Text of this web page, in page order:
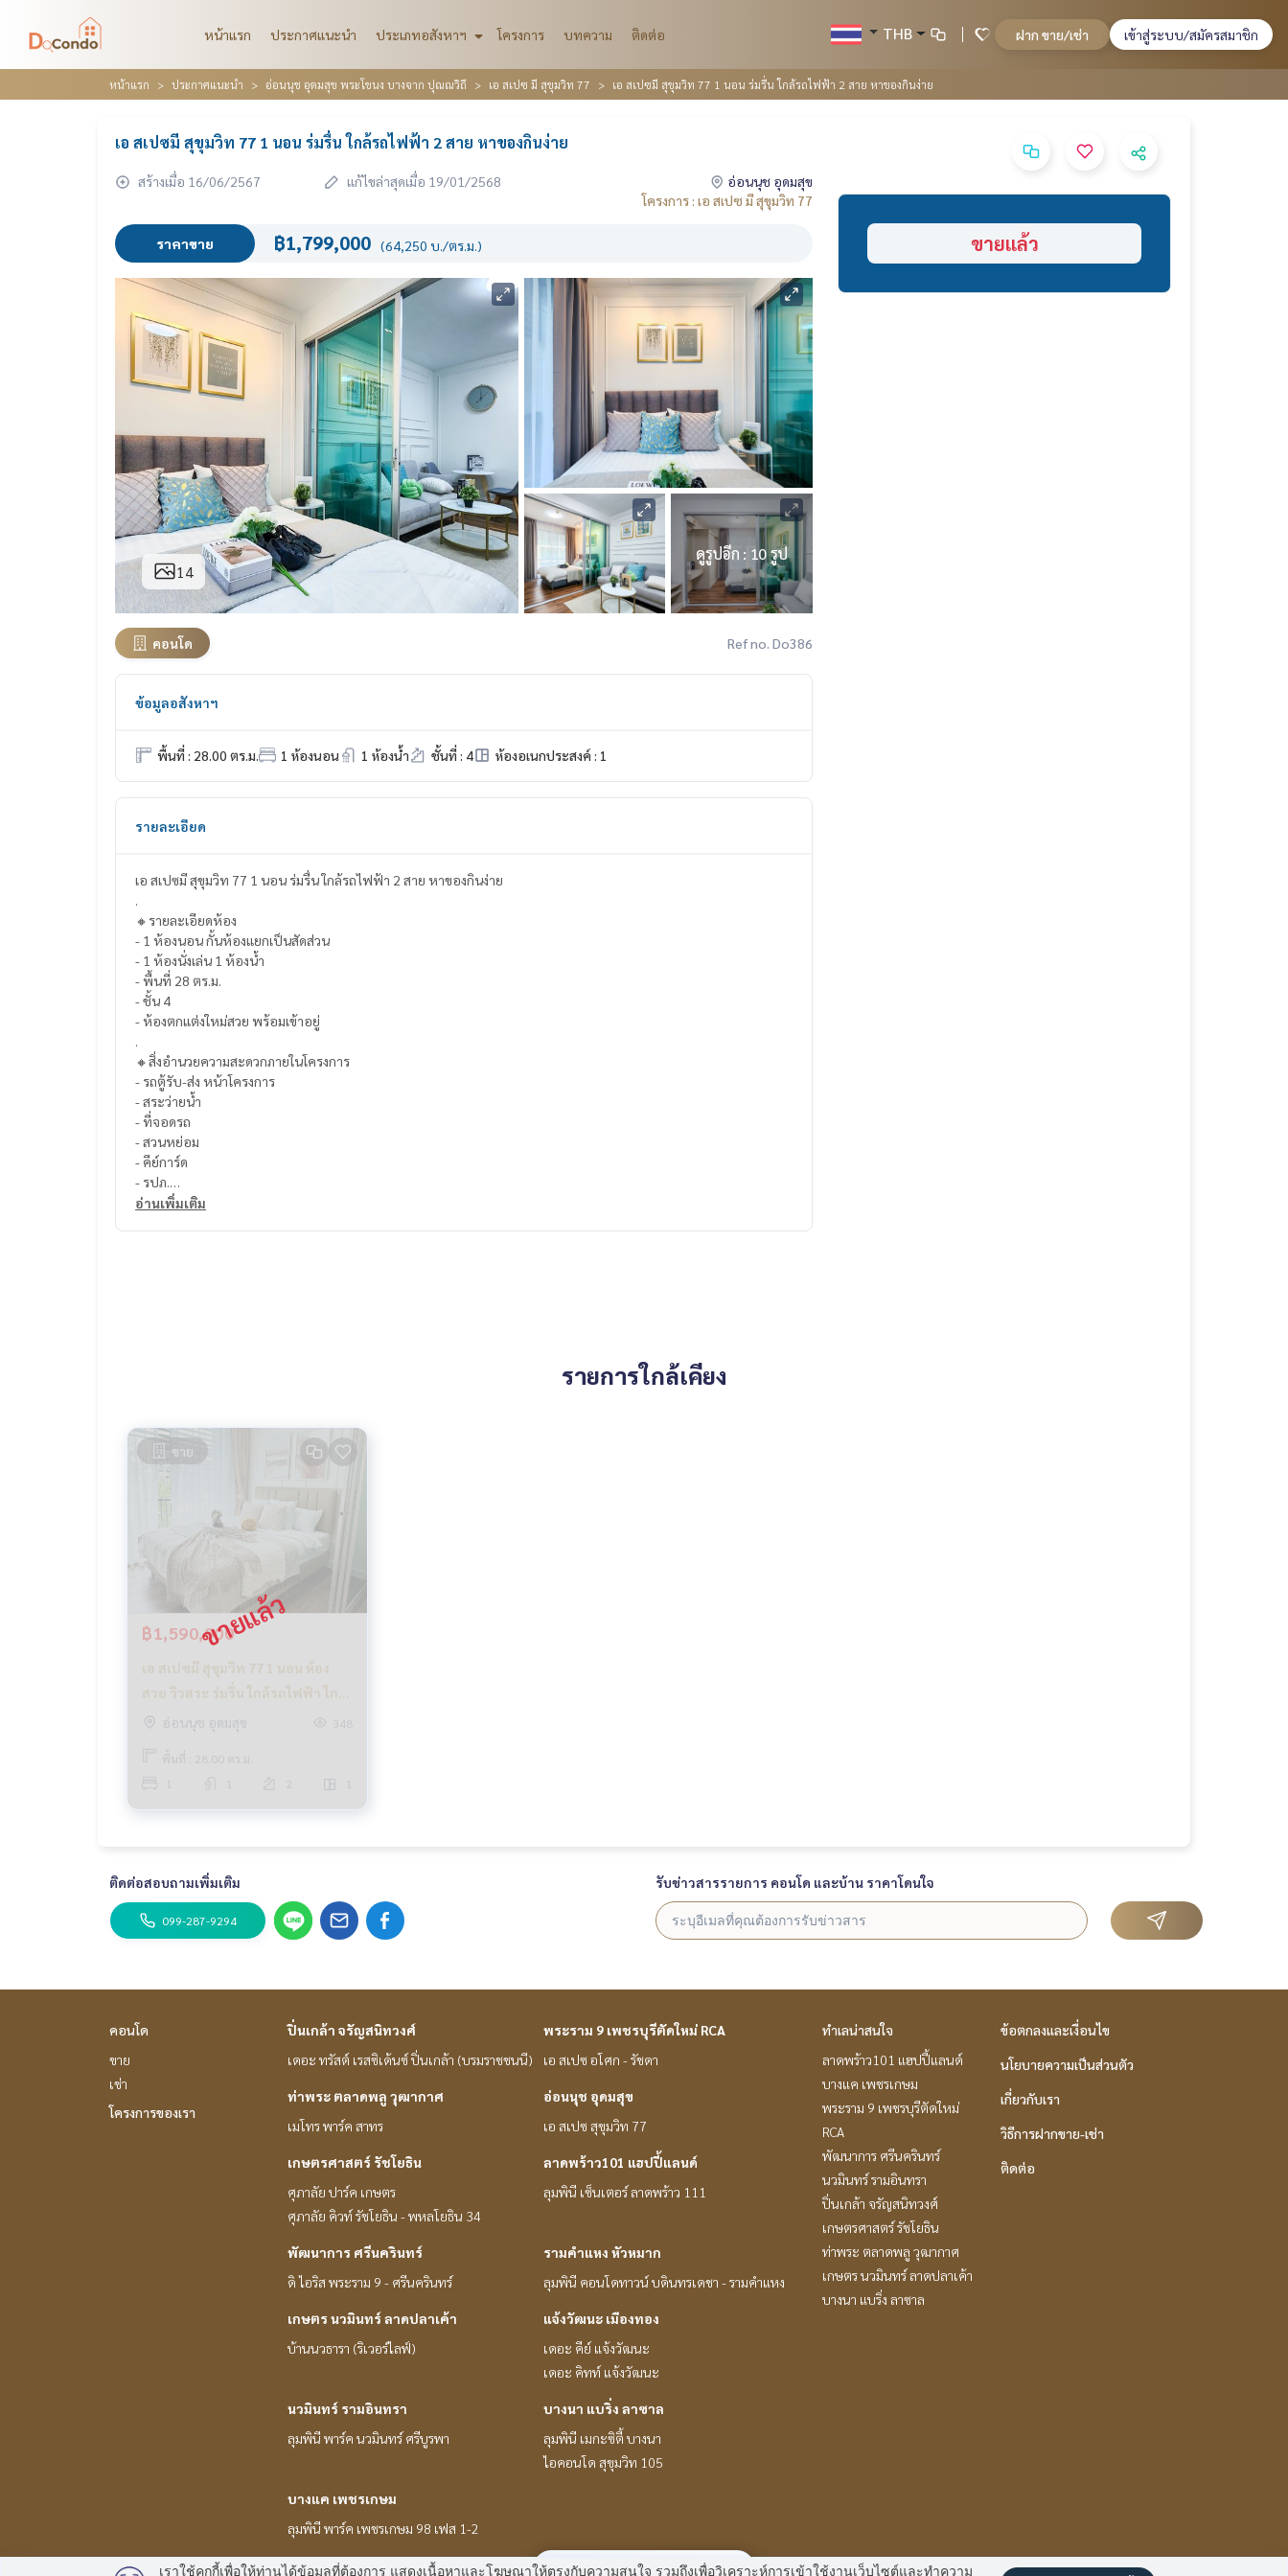
หน้าแรก ประกาศแนะนำ ประเภทอสังหาฯ โครงการ บทความ ติดต่อ THB ฝาก ขาย/เช่า เข้าสู่ระบบ/สมัครสมาชิก
หน้าแรก ประกาศแนะนำ อ่อนนุช อุดมสุข พระโขนง บางจาก ปุณณวิถี เอ สเปซ มี สุขุมวิท 77 เอ สเปซมี สุขุมวิท 77 1 นอน ร่มรื่น ใกล้รถไฟฟ้า 2 สาย หาของกินง่าย
เอ สเปซมี สุขุมวิท 77 1 นอน ร่มรื่น ใกล้รถไฟฟ้า 2 สาย หาของกินง่าย
สร้างเมื่อ 16/06/2567 แก้ไขล่าสุดเมื่อ 19/01/2568
อ่อนนุช อุดมสุข
โครงการ : เอ สเปซ มี สุขุมวิท 77
ราคาขาย ฿1,799,000 (64,250 บ./ตร.ม.)
14
ดูรูปอีก : 10 รูป
คอนโด Ref no. Do386
ข้อมูลอสังหาฯ
พื้นที่ : 28.00 ตร.ม. 1 ห้องนอน 1 ห้องน้ำ ชั้นที่ : 4 ห้องอเนกประสงค์ : 1
รายละเอียด
เอ สเปซมี สุขุมวิท 77 1 นอน ร่มรื่น ใกล้รถไฟฟ้า 2 สาย หาของกินง่าย
🔸รายละเอียดห้อง
- 1 ห้องนอน กั้นห้องแยกเป็นสัดส่วน
- 1 ห้องนั่งเล่น 1 ห้องน้ำ
- พื้นที่ 28 ตร.ม.
- ชั้น 4
- ห้องตกแต่งใหม่สวย พร้อมเข้าอยู่
🔸สิ่งอำนวยความสะดวกภายในโครงการ
- รถตู้รับ-ส่ง หน้าโครงการ
- สระว่ายน้ำ
- ที่จอดรถ
- สวนหย่อม
- คีย์การ์ด
- รปภ.
- กล้องวงจรปิด
===============
สนใจติดต่อฟลุ๊ค
099-287-9294
Line Id : @docondo
อยากดูคอนโด ต้องที่
DoCondo.com
อ่านเพิ่มเติม
ขายแล้ว
รายการใกล้เคียง
ขาย
฿1,590,000
เอ สเปซมี สุขุมวิท 77 1 นอน ห้อง
สวย วิวสระ ร่มรื่น ใกล้รถไฟฟ้า ใกล้
แหล่งของกิน
อ่อนนุช อุดมสุข 348
พื้นที่ : 28.00 ตร.ม.
มี2คนกำลังดูประกาศนี้
ติดต่อสอบถามเพิ่มเติม
099-287-9294
รับข่าวสารรายการ คอนโด และบ้าน ราคาโดนใจ
คอนโด
ขาย
เช่า
โครงการของเรา
ปิ่นเกล้า จรัญสนิทวงศ์
เดอะ ทรัสต์ เรสซิเด้นซ์ ปิ่นเกล้า (บรมราชชนนี)
พระราม 9 เพชรบุรีตัดใหม่ RCA
เอ สเปซ อโศก - รัชดา
ท่าพระ ตลาดพลู วุฒากาศ
เมโทร พาร์ค สาทร
อ่อนนุช อุดมสุข
เอ สเปซ สุขุมวิท 77
เกษตรศาสตร์ รัชโยธิน
ศุภาลัย ปาร์ค เกษตร
ศุภาลัย คิวท์ รัชโยธิน - พหลโยธิน 34
ลาดพร้าว101 แฮปปี้แลนด์
ลุมพินี เซ็นเตอร์ ลาดพร้าว 111
พัฒนาการ ศรีนครินทร์
ดิ ไอริส พระราม 9 - ศรีนครินทร์
รามคำแหง หัวหมาก
ลุมพินี คอนโดทาวน์ บดินทรเดชา - รามคำแหง
เกษตร นวมินทร์ ลาดปลาเค้า
บ้านนวธารา (ริเวอร์ไลฟ์)
แจ้งวัฒนะ เมืองทอง
เดอะ คีย์ แจ้งวัฒนะ
เดอะ คิทท์ แจ้งวัฒนะ
นวมินทร์ รามอินทรา
ลุมพินี พาร์ค นวมินทร์ ศรีบูรพา
บางนา แบริ่ง ลาซาล
ลุมพินี เมกะซิตี้ บางนา
ไอคอนโด สุขุมวิท 105
บางแค เพชรเกษม
ลุมพินี พาร์ค เพชรเกษม 98 เฟส 1-2
ทำเลน่าสนใจ
ลาดพร้าว101 แฮปปี้แลนด์
บางแค เพชรเกษม
พระราม 9 เพชรบุรีตัดใหม่
RCA
พัฒนาการ ศรีนครินทร์
นวมินทร์ รามอินทรา
ปิ่นเกล้า จรัญสนิทวงศ์
เกษตรศาสตร์ รัชโยธิน
ท่าพระ ตลาดพลู วุฒากาศ
เกษตร นวมินทร์ ลาดปลาเค้า
บางนา แบริ่ง ลาซาล
ข้อตกลงและเงื่อนไข
นโยบายความเป็นส่วนตัว
เกี่ยวกับเรา
วิธีการฝากขาย-เช่า
ติดต่อ
เราใช้คุกกี้เพื่อให้ท่านได้ข้อมูลที่ต้องการ แสดงเนื้อหาและโฆษณาให้ตรงกับความสนใจ รวมถึงเพื่อวิเคราะห์การเข้าใช้งานเว็บไซต์และทำความ